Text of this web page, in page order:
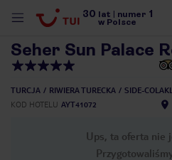
30 lat numer 1
w Polsce
Seher Sun Palace
TURCJA RIWIERA TURECKA
SIDE-
KOD HOTELU AYT41072
Ups, ta oferta nie